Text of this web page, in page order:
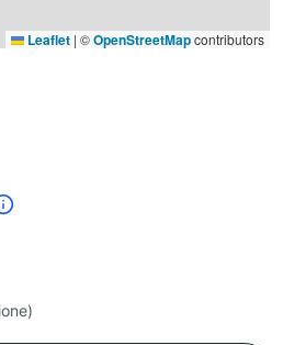
Leaflet | ©OpenStreetMapcontributors